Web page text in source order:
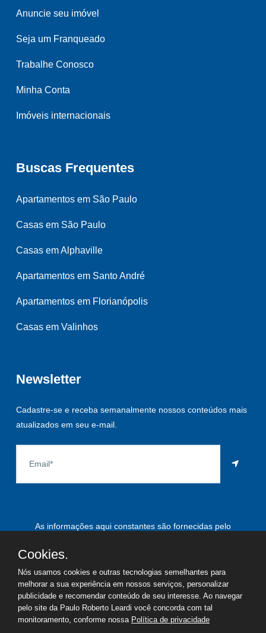
Anuncie seu imóvel
Seja um Franqueado
Trabalhe Conosco
Minha Conta
Imóveis internacionais
Buscas Frequentes
Apartamentos em São Paulo
Casas em São Paulo
Casas em Alphaville
Apartamentos em Santo André
Apartamentos em Florianópolis
Casas em Valinhos
Newsletter
Cadastre-se e receba semanalmente nossos conteúdos mais
atualizados em seu e-mail.
As informações aqui constantes são fornecidas pelo
©2026 Copyright - Paulo Roberto Leardi | Todos os direitos
reservados
Cookies.
Nós usamos cookies e outras tecnologias semelhantes para
melhorar a sua experiência em nossos serviços, personalizar
publicidade e recomendar conteúdo de seu interesse. Ao navegar
pelo site da Paulo Roberto Leardi você concorda com tal
monitoramento, conforme nossa Política de privacidade